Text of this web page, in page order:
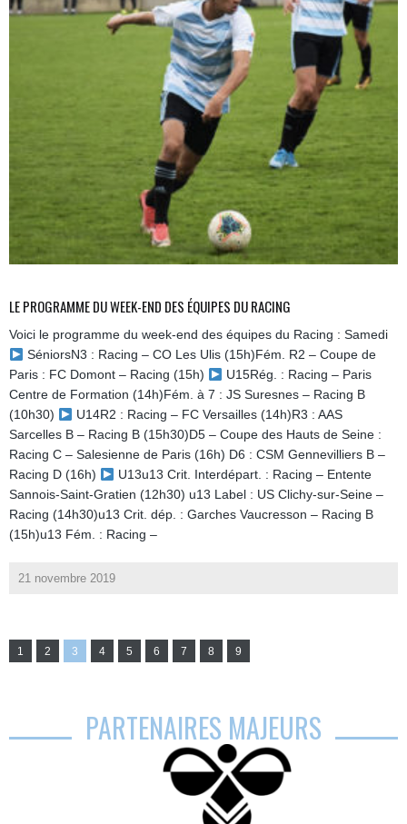
LE PROGRAMME DU WEEK-END DES ÉQUIPES DU RACING
Voici le programme du week-end des équipes du Racing : Samedi
SéniorsN3 : Racing – CO Les Ulis (15h)Fém. R2 – Coupe de
Paris : FC Domont – Racing (15h)
U15Rég. : Racing – Paris
Centre de Formation (14h)Fém. à 7 : JS Suresnes – Racing B
(10h30)
U14R2 : Racing – FC Versailles (14h)R3 : AAS
Sarcelles B – Racing B (15h30)D5 – Coupe des Hauts de Seine :
Racing C – Salesienne de Paris (16h) D6 : CSM Gennevilliers B –
Racing D (16h)
U13u13 Crit. Interdépart. : Racing – Entente
Sannois-Saint-Gratien (12h30) u13 Label : US Clichy-sur-Seine –
Racing (14h30)u13 Crit. dép. : Garches Vaucresson – Racing B
(15h)u13 Fém. : Racing –
21 novembre 2019
1 2 3 4 5 6 7 8 9
PARTENAIRES MAJEURS